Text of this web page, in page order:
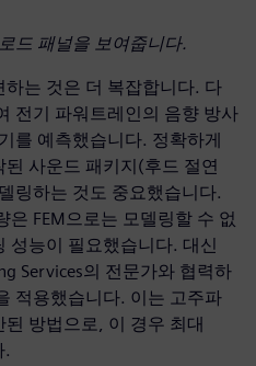
드 패널을 보여줍니다.
는 것은 더 복잡합니다. 다
전기 파워트레인의 음향 방사
를 예측했습니다. 정확하게
사운드 패키지(후드 절연
링하는 것도 중요했습니다.
FEM으로는 모델링할 수 없
성능이 필요했습니다. 대신
Services의 전문가와 협력하
적용했습니다. 이는 고주파
방법으로, 이 경우 최대
.